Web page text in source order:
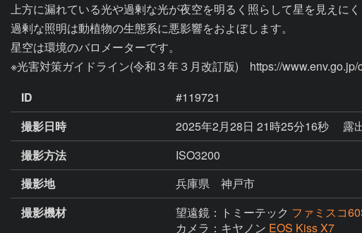
上方に漏れている光や過剰な光が夜空を明るく照らして星を見えにく
過剰な照明は動植物の生態系に悪影響をおよぼします。
星空は環境のバロメーターです。
ID
#119721
撮影日時
2025年2月28日 21時25分16秒
露
撮影方法
ISO3200
撮影地
兵庫県 神戸市
撮影機材
望遠鏡：トミーテック ファミスコ
カメラ：キヤノン EOS Kiss X7